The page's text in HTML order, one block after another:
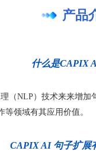
产品
什么是CAPIX
（NLP）技术来来增
领域有其应用价值。
CAPIX AI 句子扩展